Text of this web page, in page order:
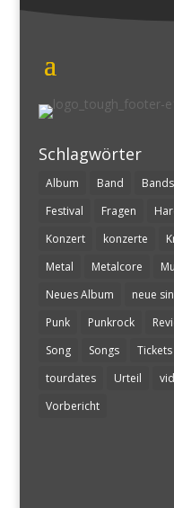
Schlagwörter
Album Band Bands
Festival
Fragen
Konzert
konzerte
Metal
Metalcore
Neues Album
neue
Punk
Punkrock
Song
Songs Tickets
tourdates
Urteil
Vorbericht